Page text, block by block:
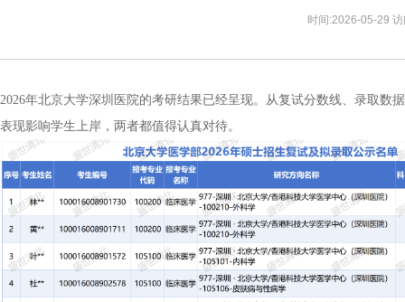
时间:2026-05-29
2026年北京大学深圳医院的考研结果已经呈现。从复试分数线、录取
表现影响学生上岸，两者都值得认真对待。